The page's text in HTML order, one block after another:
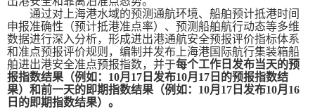
通过对上海港水域的预测通航环境、船舶预计抵港时间
申报准确性（预计抵港准点率）、预测船舶航行动态等多维
数据进行深入分析，形成进出港通航安全预报评价指标体系
和准点预报评价规则，编制并发布上海港国际航行集装箱船
舶进出港安全准点预报指数，并于每个工作日发布当天的预
报指数结果（例如： 10月 17 日发布10月 17 日的预报指数结
果）和前一天的即期指数结果（例如： 10月 17 日发布10月 16
日的即期指数结果）。